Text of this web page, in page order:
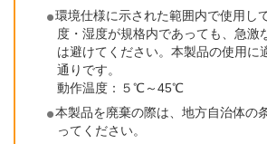
環境仕様に示された範囲内で使用し
度・湿度が規格内であっても、急激
は避けてください。本製品の使用に
通りです。
動作温度：５℃～45℃
本製品を廃棄の際は、地方自治体の
ってください。